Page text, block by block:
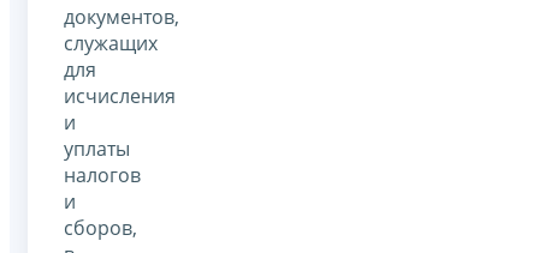
документов,
служащих
для
исчисления
и
уплаты
налогов
и
сборов,